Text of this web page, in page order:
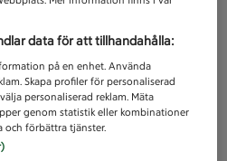
data för att tillhandahålla:
på en enhet. Använda
Skapa profiler för personaliserad
personaliserad reklam. Mäta
genom statistik eller kombinationer
och förbättra tjänster.